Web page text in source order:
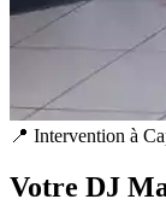
📍 Intervention à
Votre DJ